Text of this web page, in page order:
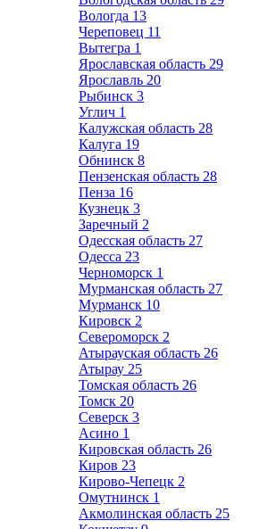
Вологда 13
Череповец 11
Вытегра 1
Ярославская область 29
Ярославль 20
Рыбинск 3
Углич 1
Калужская область 28
Калуга 19
Обнинск 8
Пензенская область 28
Пенза 16
Кузнецк 3
Заречный 2
Одесская область 27
Одесса 23
Черноморск 1
Мурманская область 27
Мурманск 10
Кировск 2
Североморск 2
Атырауская область 26
Атырау 25
Томская область 26
Томск 20
Северск 3
Асино 1
Кировская область 26
Киров 23
Кирово-Чепецк 2
Омутнинск 1
Акмолинская область 25